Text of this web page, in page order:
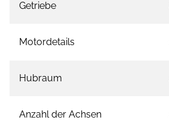
Getriebe
Motordetails
Hubraum
Anzahl der Achsen